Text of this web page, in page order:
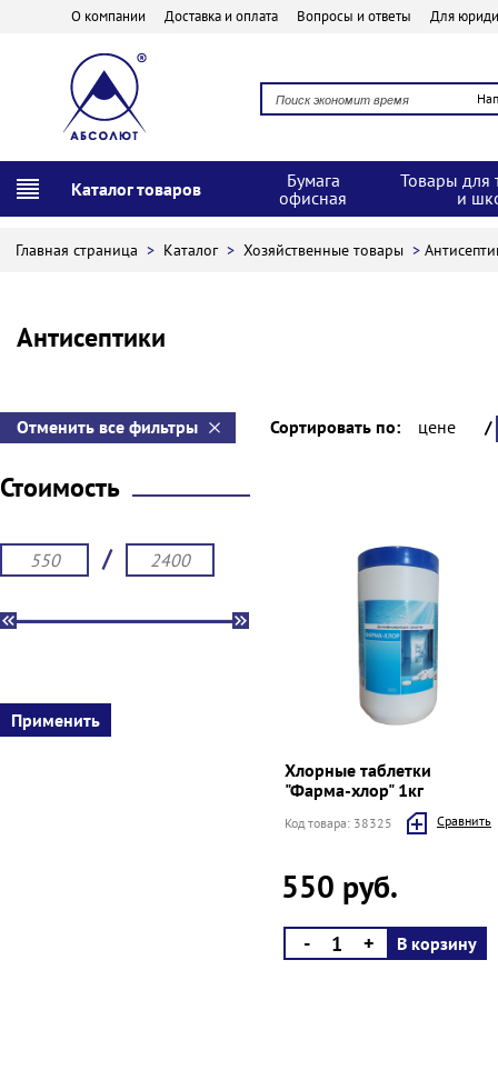
О компании Доставка и оплата Вопросы и ответы Для
Каталог товаров
Бумага
офисная
Товары для
и
Главная страница > Каталог > Хозяйственные товары >
Антисептики
Отменить все фильтры Сортировать по: цене /
Стоимость
/
Хлорные таблетки
"Фарма-хлор" 1кг
Код товара: 38325 Cравнить
550 руб.
- + В корзину